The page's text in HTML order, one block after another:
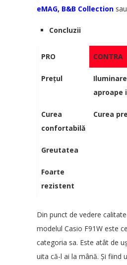
eMAG, B&B Collection sau
Concluzii
PRO CONTRA
Prețul
aproape
Curea
confortabilă
Curea
Greutatea
Foarte
rezistent
Din punct de vedere
modelul Casio F91W este
categoria sa. Este atât de
uita că-l ai la mână. Și fiind